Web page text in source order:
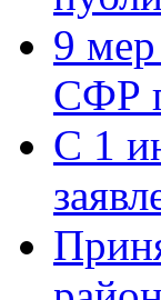
9
СФР
С 1